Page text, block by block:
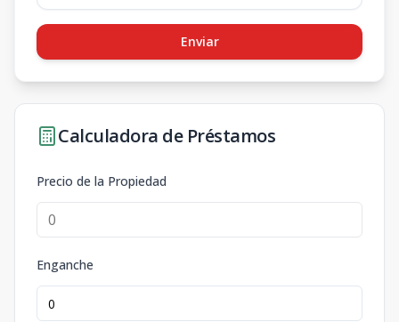
Enviar
Calculadora de Préstamos
Precio de la Propiedad
Enganche